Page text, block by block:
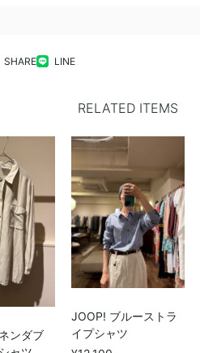
SHARE LINE
RELATED ITEMS
ンダブ
JOOP! ブルーストラ
イプシャツ